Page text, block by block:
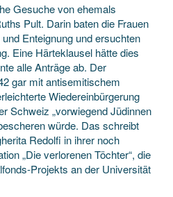
Gesuche von ehemals
Pult. Darin baten die Frauen
Enteignung und ersuchten
Eine Härteklausel hätte dies
alle Anträge ab. Der
gar mit antisemitischem
Wiedereinbürgerung
Schweiz „vorwiegend Jüdinnen
würde. Das schreibt
Redolfi in ihrer noch
„Die verlorenen Töchter“, die
Projekts an der Universität